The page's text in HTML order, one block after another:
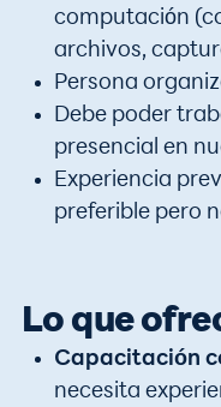
computación
archivos,
Persona
Debe poder
presencial en
Experiencia
preferible pero
Lo que
Capacitación
necesita